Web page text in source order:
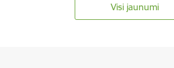
Visi jaunumi